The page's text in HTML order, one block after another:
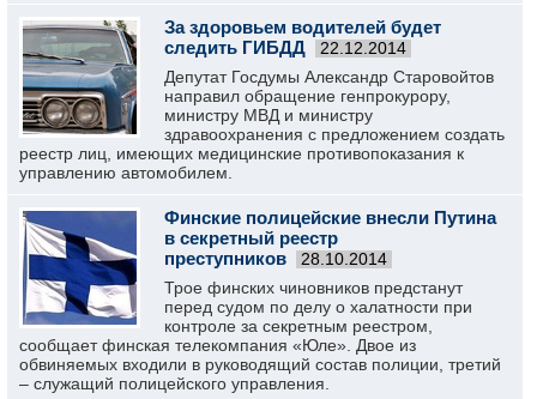
За здоровьем водителей будет
следить ГИБДД
22.12.2014
Депутат Госдумы Александр Старовойтов
направил обращение генпрокурору,
министру МВД и министру
здравоохранения с предложением создать
реестр лиц, имеющих медицинские противопоказания к
управлению автомобилем.
Финские полицейские внесли Путина
в секретный реестр
преступников
28.10.2014
Трое финских чиновников предстанут
перед судом по делу о халатности при
контроле за секретным реестром,
сообщает финская телекомпания «Юле». Двое из
обвиняемых входили в руководящий состав полиции, третий
– служащий полицейского управления.